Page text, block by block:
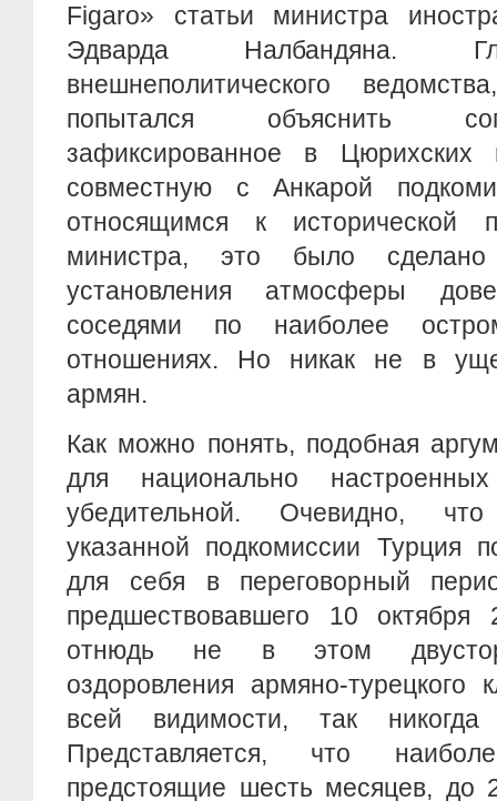
Figaro» статьи министра
Эдварда Налбандяна.
внешнеполитического
попытался объяснить
зафиксированное в Цюрихских
совместную с Анкарой
относящимся к исторической
министра, это было
установления атмосферы
соседями по наиболее
отношениях. Но никак не в
армян.
Как можно понять, подобная
для национально
убедительной. Очевидно,
указанной подкомиссии Турция
для себя в переговорный
предшествовавшего 10
отнюдь не в этом
оздоровления армяно-турецкого
всей видимости, так
Представляется, что
предстоящие шесть месяцев, до